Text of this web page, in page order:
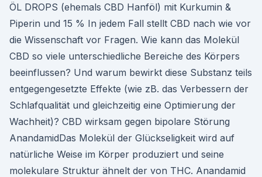
ÖL DROPS (ehemals CBD Hanföl) mit Kurkumin &
Piperin und 15 % In jedem Fall stellt CBD nach wie vor
die Wissenschaft vor Fragen. Wie kann das Molekül
CBD so viele unterschiedliche Bereiche des Körpers
beeinflussen? Und warum bewirkt diese Substanz teils
entgegengesetzte Effekte (wie zB. das Verbessern der
Schlafqualität und gleichzeitig eine Optimierung der
Wachheit)? CBD wirksam gegen bipolare Störung
AnandamidDas Molekül der Glückseligkeit wird auf
natürliche Weise im Körper produziert und seine
molekulare Struktur ähnelt der von THC. Anandamid